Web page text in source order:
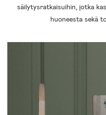
säilytysratkaisuihin, jotka
huoneesta sekä